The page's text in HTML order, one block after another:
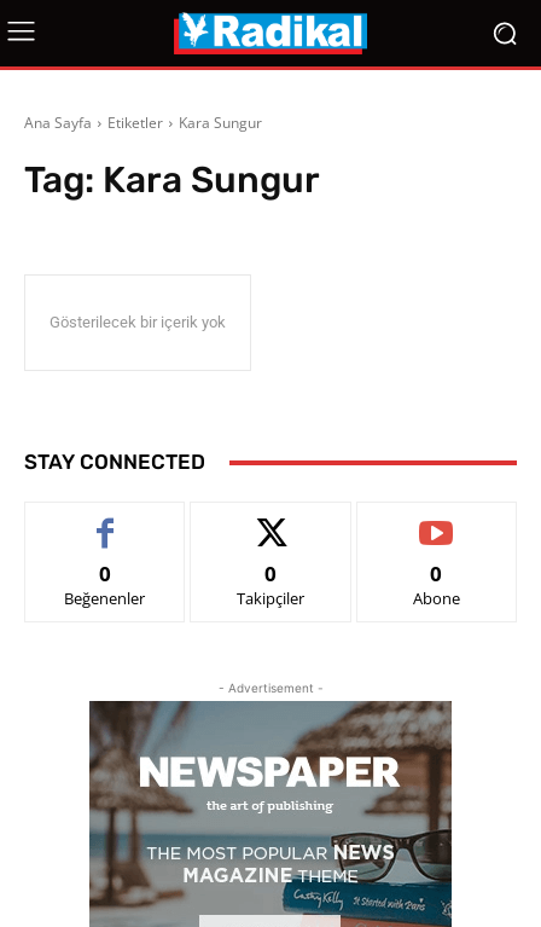
Ana Sayfa Etiketler Kara Sungur
Tag: Kara Sungur
Gösterilecek bir içerik yok
STAY CONNECTED
0
Beğenenler
0
Takipçiler
0
Abone
- Advertisement -